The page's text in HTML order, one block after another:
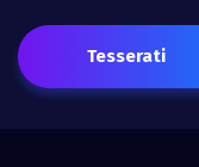
Tesserati